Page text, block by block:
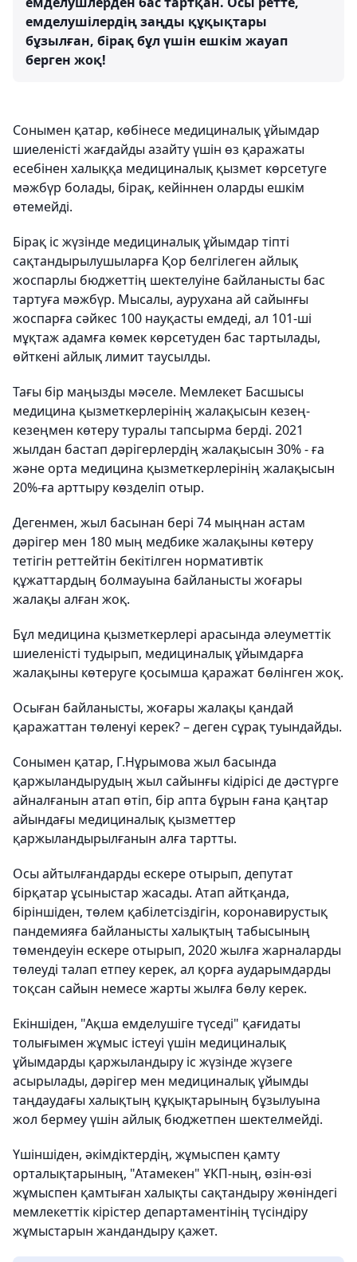
емделушілердің заңды құқықтары
бұзылған, бірақ бұл үшін ешкім жауап
берген жоқ!
Сонымен қатар, көбінесе медициналық ұйымдар
шиеленісті жағдайды азайту үшін өз қаражаты
есебінен халыққа медициналық қызмет көрсетуге
мәжбүр болады, бірақ, кейіннен оларды ешкім
өтемейді.
Бірақ іс жүзінде медициналық ұйымдар тіпті
сақтандырылушыларға Қор белгілеген айлық
жоспарлы бюджеттің шектелуіне байланысты бас
тартуға мәжбүр. Мысалы, аурухана ай сайынғы
жоспарға сәйкес 100 науқасты емдеді, ал 101-ші
мұқтаж адамға көмек көрсетуден бас тартылады,
өйткені айлық лимит таусылды.
Тағы бір маңызды мәселе. Мемлекет Басшысы
медицина қызметкерлерінің жалақысын кезең-
кезеңмен көтеру туралы тапсырма берді. 2021
жылдан бастап дәрігерлердің жалақысын 30% - ға
және орта медицина қызметкерлерінің жалақысын
20%-ға арттыру көзделіп отыр.
Дегенмен, жыл басынан бері 74 мыңнан астам
дәрігер мен 180 мың медбике жалақыны көтеру
тетігін реттейтін бекітілген нормативтік
құжаттардың болмауына байланысты жоғары
жалақы алған жоқ.
Бұл медицина қызметкерлері арасында әлеуметтік
шиеленісті тудырып, медициналық ұйымдарға
жалақыны көтеруге қосымша қаражат бөлінген жоқ.
Осыған байланысты, жоғары жалақы қандай
қаражаттан төленуі керек? – деген сұрақ туындайды.
Сонымен қатар, Г.Нұрымова жыл басында
қаржыландырудың жыл сайынғы кідірісі де дәстүрге
айналғанын атап өтіп, бір апта бұрын ғана қаңтар
айындағы медициналық қызметтер
қаржыландырылғанын алға тартты.
Осы айтылғандарды ескере отырып, депутат
бірқатар ұсыныстар жасады. Атап айтқанда,
біріншіден, төлем қабілетсіздігін, коронавирустық
пандемияға байланысты халықтың табысының
төмендеуін ескере отырып, 2020 жылға жарналарды
төлеуді талап етпеу керек, ал қорға аударымдарды
тоқсан сайын немесе жарты жылға бөлу керек.
Екіншіден, "Ақша емделушіге түседі" қағидаты
толығымен жұмыс істеуі үшін медициналық
ұйымдарды қаржыландыру іс жүзінде жүзеге
асырылады, дәрігер мен медициналық ұйымды
таңдаудағы халықтың құқықтарының бұзылуына
жол бермеу үшін айлық бюджетпен шектелмейді.
Үшіншіден, әкімдіктердің, жұмыспен қамту
орталықтарының, "Атамекен" ҰКП-ның, өзін-өзі
жұмыспен қамтыған халықты сақтандыру жөніндегі
мемлекеттік кірістер департаментінің түсіндіру
жұмыстарын жандандыру қажет.